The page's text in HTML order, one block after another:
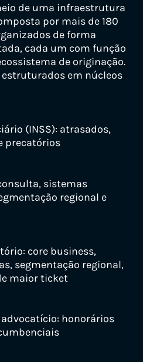
de uma infraestrutura
por mais de 180
de forma
cada um com função
de originação.
em núcleos
(INSS): atrasados,
precatórios
sistemas
regional e
core business,
segmentação regional,
maior ticket
honorários